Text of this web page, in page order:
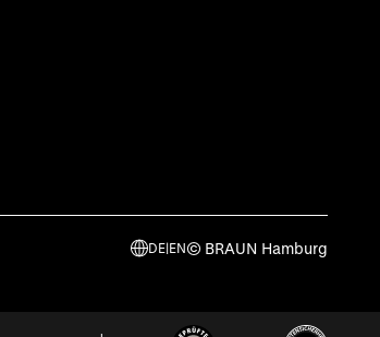
DE|EN© BRAUN Hamburg